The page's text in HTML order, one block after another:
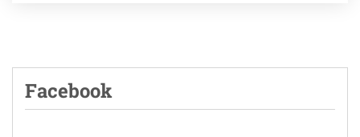
Facebook